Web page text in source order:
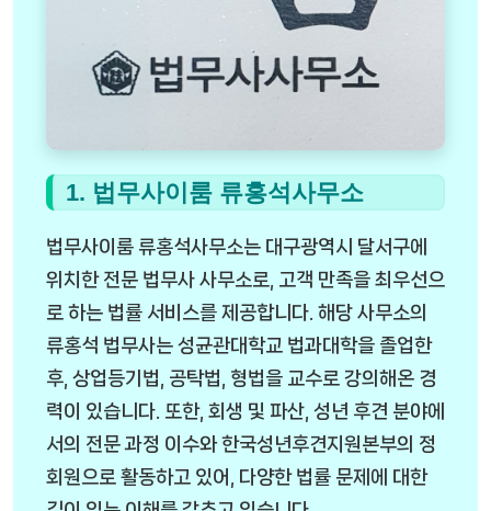
1. 법무사이룸 류홍석사무소
법무사이룸 류홍석사무소는 대구광역시 달서구에
위치한 전문 법무사 사무소로, 고객 만족을 최우선으
로 하는 법률 서비스를 제공합니다. 해당 사무소의
류홍석 법무사는 성균관대학교 법과대학을 졸업한
후, 상업등기법, 공탁법, 형법을 교수로 강의해온 경
력이 있습니다. 또한, 회생 및 파산, 성년 후견 분야에
서의 전문 과정 이수와 한국성년후견지원본부의 정
회원으로 활동하고 있어, 다양한 법률 문제에 대한